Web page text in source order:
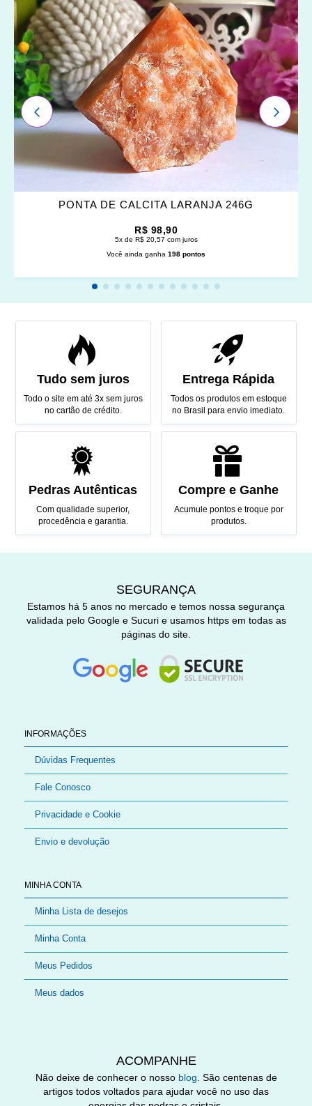
OS
FAVORITOS
PONTA DE CALCITA LARANJA 246G
R$ 98,90
5x de R$ 20,57 com juros
Você ainda ganha 198 pontos
ANTERIOR
Tudo sem juros
Todo o site em até 3x sem juros
no cartão de crédito.
Entrega Rápida
Todos os produtos em estoque
no Brasil para envio imediato.
Pedras Autênticas
Com qualidade superior,
procedência e garantia.
Compre e Ganhe
Acumule pontos e troque por
produtos.
INFORMAÇÕES
Dúvidas Frequentes
Fale Conosco
Privacidade e Cookie
Envio e devolução
MINHA CONTA
Minha Lista de desejos
Minha Conta
Meus Pedidos
Meus dados
SEGURANÇA
Estamos há 5 anos no mercado e temos nossa segurança
validada pelo Google e Sucuri e usamos https em todas as
páginas do site.
ACOMPANHE
Não deixe de conhecer o nosso blog. São centenas de
artigos todos voltados para ajudar você no uso das